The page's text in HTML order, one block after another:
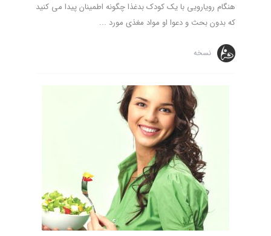
هنگام رویارویی با یک کودک بدغذا چگونه اطمینان پیدا می کنید
که بدون بحث و دعوا او مواد مغذی مورد ...
نسخه